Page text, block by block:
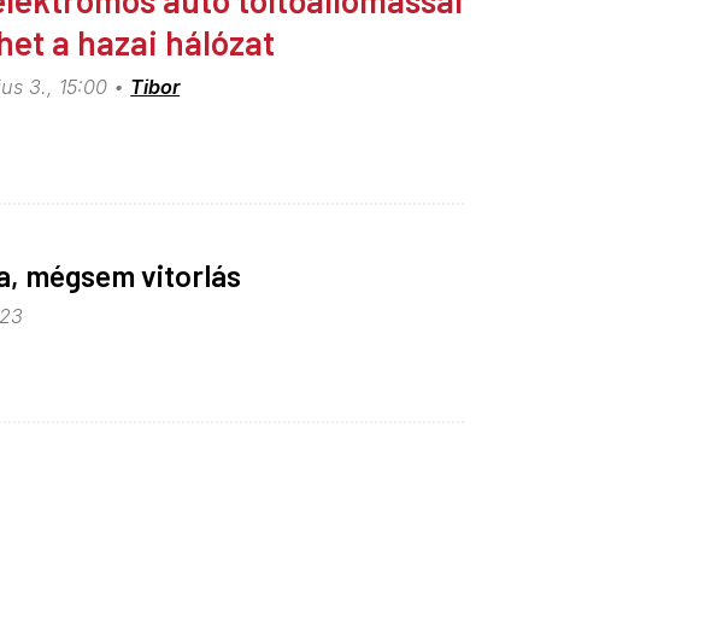
a hazai hálózat
3., 15:00 Tibor
mégsem vitorlás